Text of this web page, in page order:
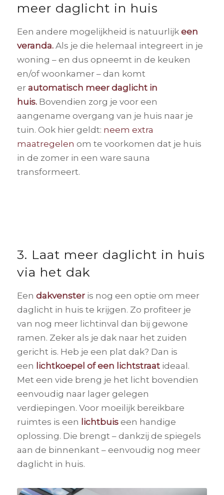
meer daglicht in huis
Een andere mogelijkheid is natuurlijk een
veranda.Als je die helemaal integreert in je
woning – en dus opneemt in de keuken
en/of woonkamer – dan komt
er automatisch meer daglicht in
huis.Bovendien zorg je voor een
aangename overgang van je huis naar je
tuin. Ook hier geldt: neem extra
maatregelen om te voorkomen dat je huis
in de zomer in een ware sauna
transformeert.
3. Laat meer daglicht in huis
via het dak
Een dakvensteris nog een optie om meer
daglicht in huis te krijgen. Zo profiteer je
van nog meer lichtinval dan bij gewone
ramen. Zeker als je dak naar het zuiden
gericht is. Heb je een plat dak? Dan is
een lichtkoepel of een lichtstraat ideaal.
Met een vide breng je het licht bovendien
eenvoudig naar lager gelegen
verdiepingen. Voor moeilijk bereikbare
ruimtes is een lichtbuiseen handige
oplossing. Die brengt – dankzij de spiegels
aan de binnenkant – eenvoudig nog meer
daglicht in huis.